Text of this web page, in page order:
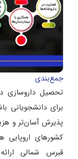
جمع‌بندی
تحصیل داروسازی
برای دانشجویانی
پذیرش آسان‌تر و
کشورهای اروپایی
قبرس شمالی